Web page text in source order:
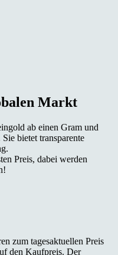
Markt
ab einen Gram und
bietet transparente
Preis, dabei werden
zum tagesaktuellen Preis
den Kaufpreis. Der